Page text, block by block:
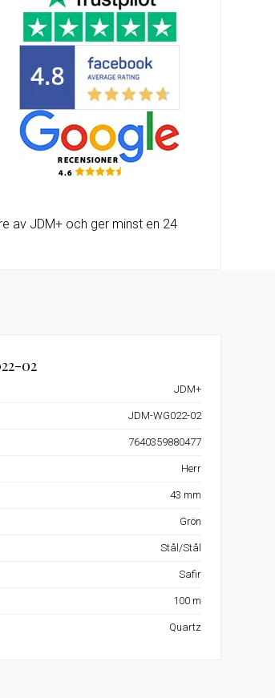
av JDM+ och ger minst en 24
02
JDM+
JDM-WG022-02
7640359880477
Herr
43 mm
Grön
Stål/Stål
Safir
100 m
Quartz